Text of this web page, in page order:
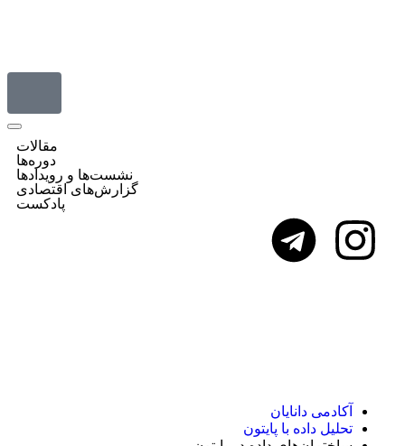
مقالات
دوره‌ها
نشست‌ها و رویدادها
گزارش‌های اقتصادی
پادکست
آکادمی دانایان
تحلیل داده با پایتون